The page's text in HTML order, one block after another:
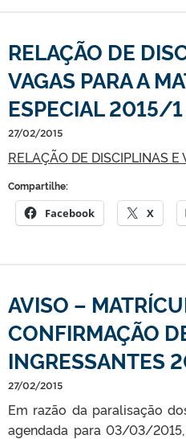
RELAÇÃO DE
VAGAS PARA A
ESPECIAL 2015/1
27/02/2015
RELAÇÃO DE DISCIPLINAS E
Compartilhe:
Facebook X
AVISO –
CONFIRMAÇÃO
INGRESSANTES
27/02/2015
Em razão da paralisação
agendada para 03/03/